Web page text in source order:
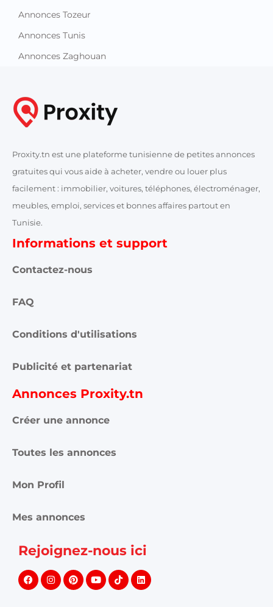
Annonces Tozeur
Annonces Tunis
Annonces Zaghouan
Proxity.tn est une plateforme tunisienne de petites annonces
gratuites qui vous aide à acheter, vendre ou louer plus
facilement : immobilier, voitures, téléphones, électroménager,
meubles, emploi, services et bonnes affaires partout en
Tunisie.
Informations et support
Contactez-nous
FAQ
Conditions d'utilisations
Publicité et partenariat
Annonces Proxity.tn
Créer une annonce
Toutes les annonces
Mon Profil
Mes annonces
Rejoignez-nous ici